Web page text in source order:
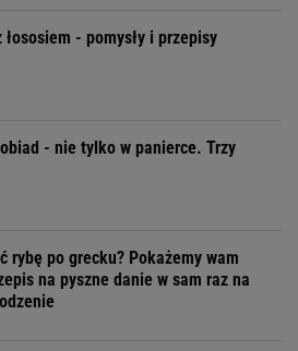
łososiem - pomysły i przepisy
- nie tylko w panierce. Trzy
rybę po grecku? Pokażemy wam
na pyszne danie w sam raz na